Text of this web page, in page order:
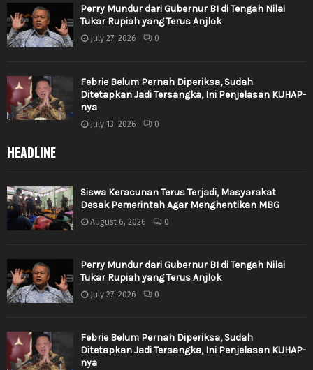
Perry Mundur dari Gubernur BI di Tengah Nilai
Tukar Rupiah yang Terus Anjlok
July 27, 2026 0
Febrie Belum Pernah Diperiksa, Sudah
Ditetapkan Jadi Tersangka, Ini Penjelasan KUHAP-
nya
July 13, 2026 0
HEADLINE
Siswa Keracunan Terus Terjadi, Masyarakat
Desak Pemerintah Agar Menghentikan MBG
August 6, 2026 0
Perry Mundur dari Gubernur BI di Tengah Nilai
Tukar Rupiah yang Terus Anjlok
July 27, 2026 0
Febrie Belum Pernah Diperiksa, Sudah
Ditetapkan Jadi Tersangka, Ini Penjelasan KUHAP-
nya